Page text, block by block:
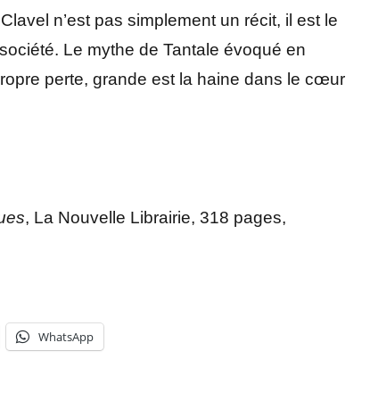
n’est pas simplement un récit, il est le
Le mythe de Tantale évoqué en
perte, grande est la haine dans le cœur
, La Nouvelle Librairie, 318 pages,
WhatsApp